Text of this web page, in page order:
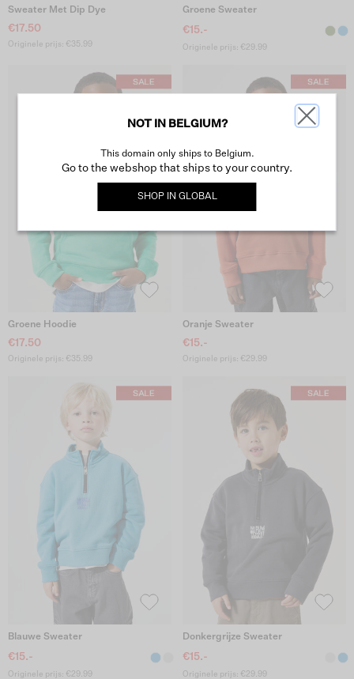
Sweater Met Dip Dye
€17.50
Originele prijs: €35.99
Groene Sweater
€15.-
Originele prijs: €29.99
Groene Hoodie
€17.50
Originele prijs: €35.99
Oranje Sweater
€15.-
Originele prijs: €29.99
Blauwe Sweater
€15.-
Originele prijs: €29.99
Donkergrijze Sweater
€15.-
Originele prijs: €29.99
NOT IN BELGIUM?
This domain only ships to Belgium.
Go to the webshop that ships to your country.
SHOP IN GLOBAL